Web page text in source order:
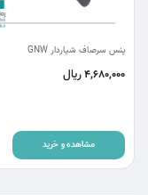
پنس سرصاف شیاردار GNW
4,680,000ریال
مشاهده و خرید